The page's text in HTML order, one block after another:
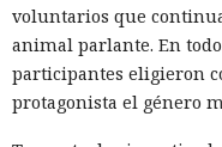
voluntarios que
animal parlante. En
participantes eligieron
protagonista el género